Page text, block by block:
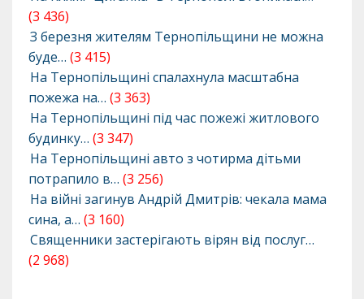
(3 436)
З березня жителям Тернопільщини не можна
буде… (3 415)
На Тернопільщині спалахнула масштабна
пожежа на… (3 363)
На Тернопільщині під час пожежі житлового
будинку… (3 347)
На Тернопільщині авто з чотирма дітьми
потрапило в… (3 256)
На війні загинув Андрій Дмитрів: чекала мама
сина, а… (3 160)
Священники застерігають вірян від послуг…
(2 968)